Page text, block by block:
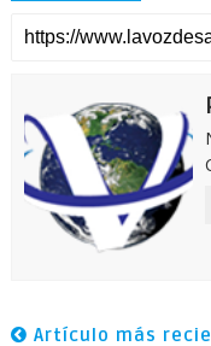
Artículo más